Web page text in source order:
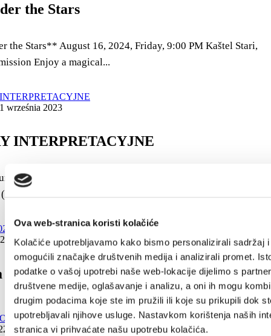
Ova web-stranica koristi kolačiće
Kolačiće upotrebljavamo kako bismo personalizirali sadržaj
omogućili značajke društvenih medija i analizirali promet.
podatke o vašoj upotrebi naše web-lokacije dijelimo s
društvene medije, oglašavanje i analizu, a oni ih mogu
drugim podacima koje ste im pružili ili koje su prikupili dok
upotrebljavali njihove usluge. Nastavkom korištenja naših
stranica vi prihvaćate našu upotrebu kolačića.
the Stars
the Stars** August 16, 2024, Friday, 9:00 PM Kaštel Stari,
Enjoy a magical...
września 2023
INTERPRETACYJNE
miasta Kaštela organizuje 3 spacery kostiumowe z
w różnych...
- 1 lipca 2023
2023. - days of tradition